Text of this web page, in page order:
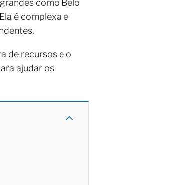
como Belo
é complexa e
de recursos e o
ajudar os